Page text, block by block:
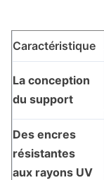
Caractéristique
La conception
du support
Des encres
résistantes
aux rayons UV